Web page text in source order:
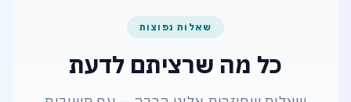
שאלות נפוצות
כל מה שרציתם לדעת